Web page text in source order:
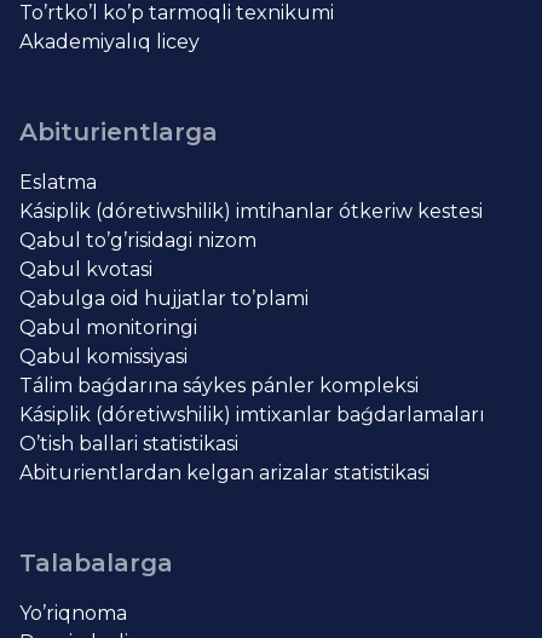
To’rtko’l ko’p tarmoqli texnikumi
Akademiyalıq licey
Abiturientlarga
Eslatma
Kásiplik (dóretiwshilik) imtihanlar ótkeriw kestesi
Qabul to’g’risidagi nizom
Qabul kvotasi
Qabulga oid hujjatlar to’plami
Qabul monitoringi
Qabul komissiyasi
Tálim baǵdarına sáykes pánler kompleksi
Kásiplik (dóretiwshilik) imtixanlar baǵdarlamaları
O’tish ballari statistikasi
Abiturientlardan kelgan arizalar statistikasi
Talabalarga
Yo’riqnoma